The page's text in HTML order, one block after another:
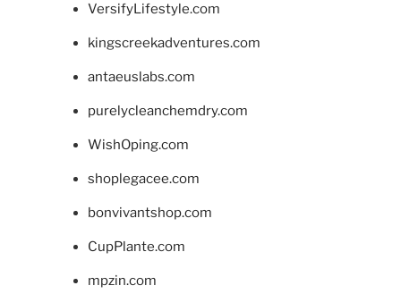
VersifyLifestyle.com
kingscreekadventures.com
antaeuslabs.com
purelycleanchemdry.com
WishOping.com
shoplegacee.com
bonvivantshop.com
CupPlante.com
mpzin.com